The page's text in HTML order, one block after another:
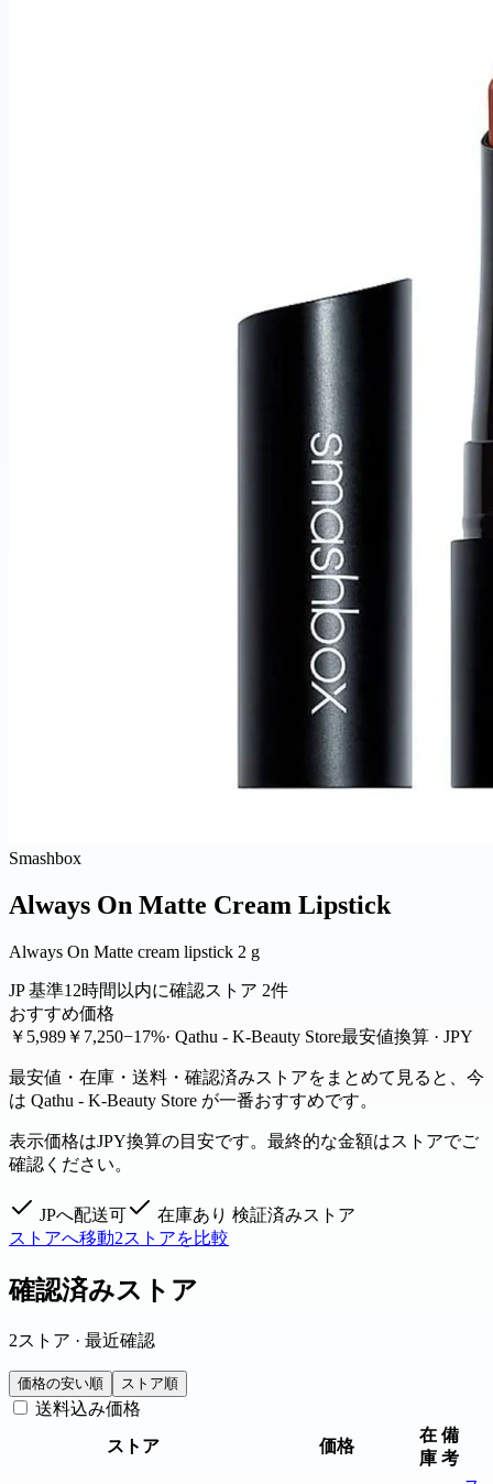
Smashbox
Always On Matte Cream Lipstick
Always On Matte cream lipstick 2 g
JP 基準12時間以内に確認ストア 2件
おすすめ価格
￥5,989 ￥7,250−17%· Qathu - K-Beauty Store最安値換算 · JPY
最安値・在庫・送料・確認済みストアをまとめて見ると、今
は Qathu - K-Beauty Store が一番おすすめです。
表示価格はJPY換算の目安です。最終的な金額はストアでご
確認ください。
JPへ配送可 在庫あり 検証済みストア
ストアへ移動2ストアを比較
確認済みストア
2ストア · 最近確認
価格の安い順 ストア順
送料込み価格
ストア
価格
在
庫
備
考